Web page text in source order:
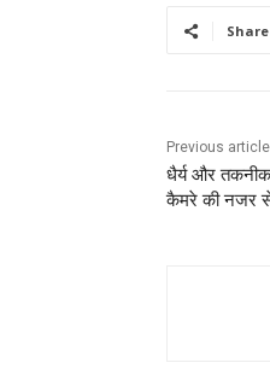
o n
Share
Previous article
धैर्य और तकनीक
कैमरे की नजर